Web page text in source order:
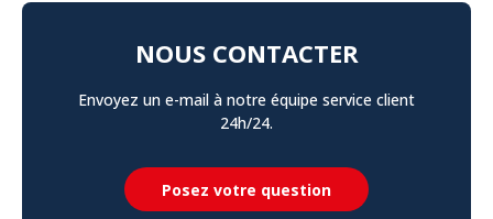
NOUS CONTACTER
Envoyez un e-mail à notre équipe service client
24h/24.
Posez votre question